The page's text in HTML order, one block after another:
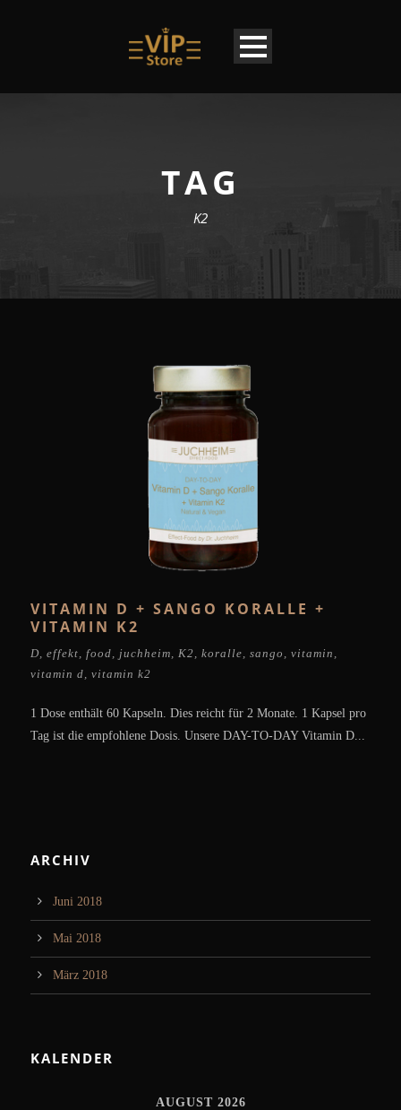
TAG
K2
VITAMIN D + SANGO KORALLE +
VITAMIN K2
D effekt food juchheim K2 koralle sango vitamin
vitamin d vitamin k2
1 Dose enthält 60 Kapseln. Dies reicht für 2 Monate. 1 Kapsel pro
Tag ist die empfohlene Dosis. Unsere DAY-TO-DAY Vitamin D...
ARCHIV
Juni 2018
Mai 2018
März 2018
KALENDER
AUGUST 2026